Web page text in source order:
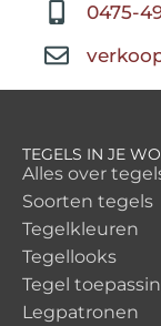
0475-
TEGELS IN JE
Alles over
Soorten tegels
Tegelkleuren
Tegellooks
Tegel
Legpatronen